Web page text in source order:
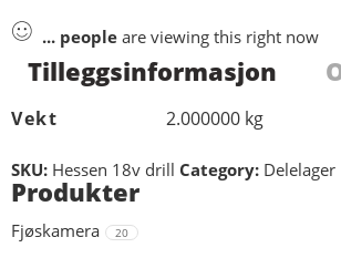
... people are viewing this right now
Tilleggsinformasjon
Vekt 2.000000 kg
SKU: Hessen 18v drill Category: Delelager
Produkter
Fjøskamera 20